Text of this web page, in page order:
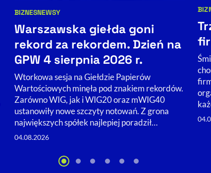
Kategorie artykułu:
BIZNESNEWSY
Warszawska giełda goni
rekord za rekordem. Dzień na
GPW 4 sierpnia 2026 r.
Wtorkowa sesja na Giełdzie Papierów
Wartościowych minęła pod znakiem rekordów.
Zarówno WIG, jak i WIG20 oraz mWIG40
ustanowiły nowe szczyty notowań. Z grona
największych spółek najlepiej poradził…
04.08.2026